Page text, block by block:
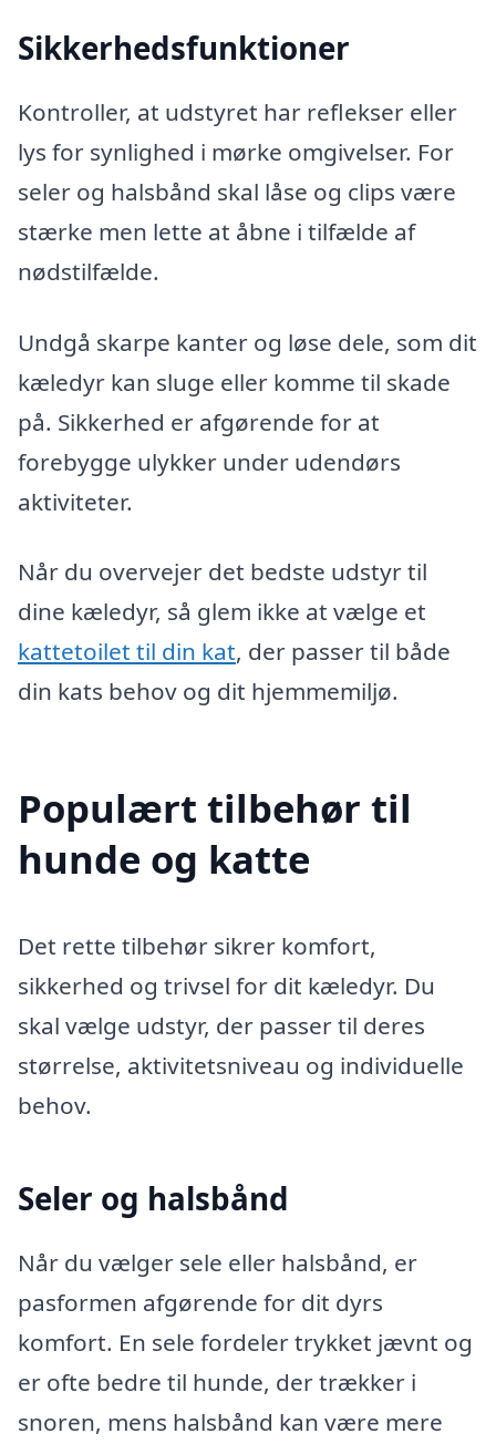
Sikkerhedsfunktioner
Kontroller, at udstyret har reflekser eller
lys for synlighed i mørke omgivelser. For
seler og halsbånd skal låse og clips være
stærke men lette at åbne i tilfælde af
nødstilfælde.
Undgå skarpe kanter og løse dele, som dit
kæledyr kan sluge eller komme til skade
på. Sikkerhed er afgørende for at
forebygge ulykker under udendørs
aktiviteter.
Når du overvejer det bedste udstyr til
dine kæledyr, så glem ikke at vælge et
kattetoilet til din kat, der passer til både
din kats behov og dit hjemmemiljø.
Populært tilbehør til
hunde og katte
Det rette tilbehør sikrer komfort,
sikkerhed og trivsel for dit kæledyr. Du
skal vælge udstyr, der passer til deres
størrelse, aktivitetsniveau og individuelle
behov.
Seler og halsbånd
Når du vælger sele eller halsbånd, er
pasformen afgørende for dit dyrs
komfort. En sele fordeler trykket jævnt og
er ofte bedre til hunde, der trækker i
snoren, mens halsbånd kan være mere